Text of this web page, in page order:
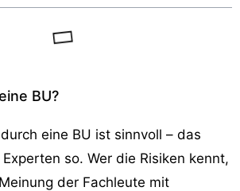
BU?
eine BU ist sinnvoll – das
so. Wer die Risiken kennt,
der Fachleute mit